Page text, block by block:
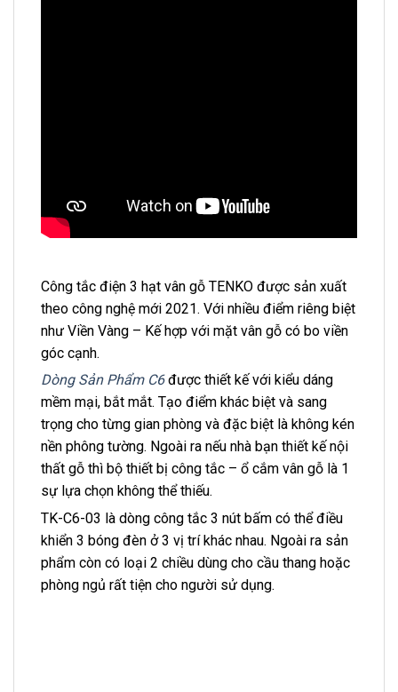
Công tắc điện 3 hạt vân gỗ TENKO được sản xuất
theo công nghệ mới 2021. Với nhiều điểm riêng biệt
như Viền Vàng – Kế hợp với mặt vân gỗ có bo viền
góc cạnh.
Dòng Sản Phẩm C6được thiết kế với kiểu dáng
mềm mại, bắt mắt. Tạo điểm khác biệt và sang
trọng cho từng gian phòng và đặc biệt là không kén
nền phông tường. Ngoài ra nếu nhà bạn thiết kế nội
thất gỗ thì bộ thiết bị công tắc – ổ cắm vân gỗ là 1
sự lựa chọn không thể thiếu.
TK-C6-03 là dòng công tắc 3 nút bấm có thể điều
khiển 3 bóng đèn ở 3 vị trí khác nhau. Ngoài ra sản
phẩm còn có loại 2 chiều dùng cho cầu thang hoặc
phòng ngủ rất tiện cho người sử dụng.